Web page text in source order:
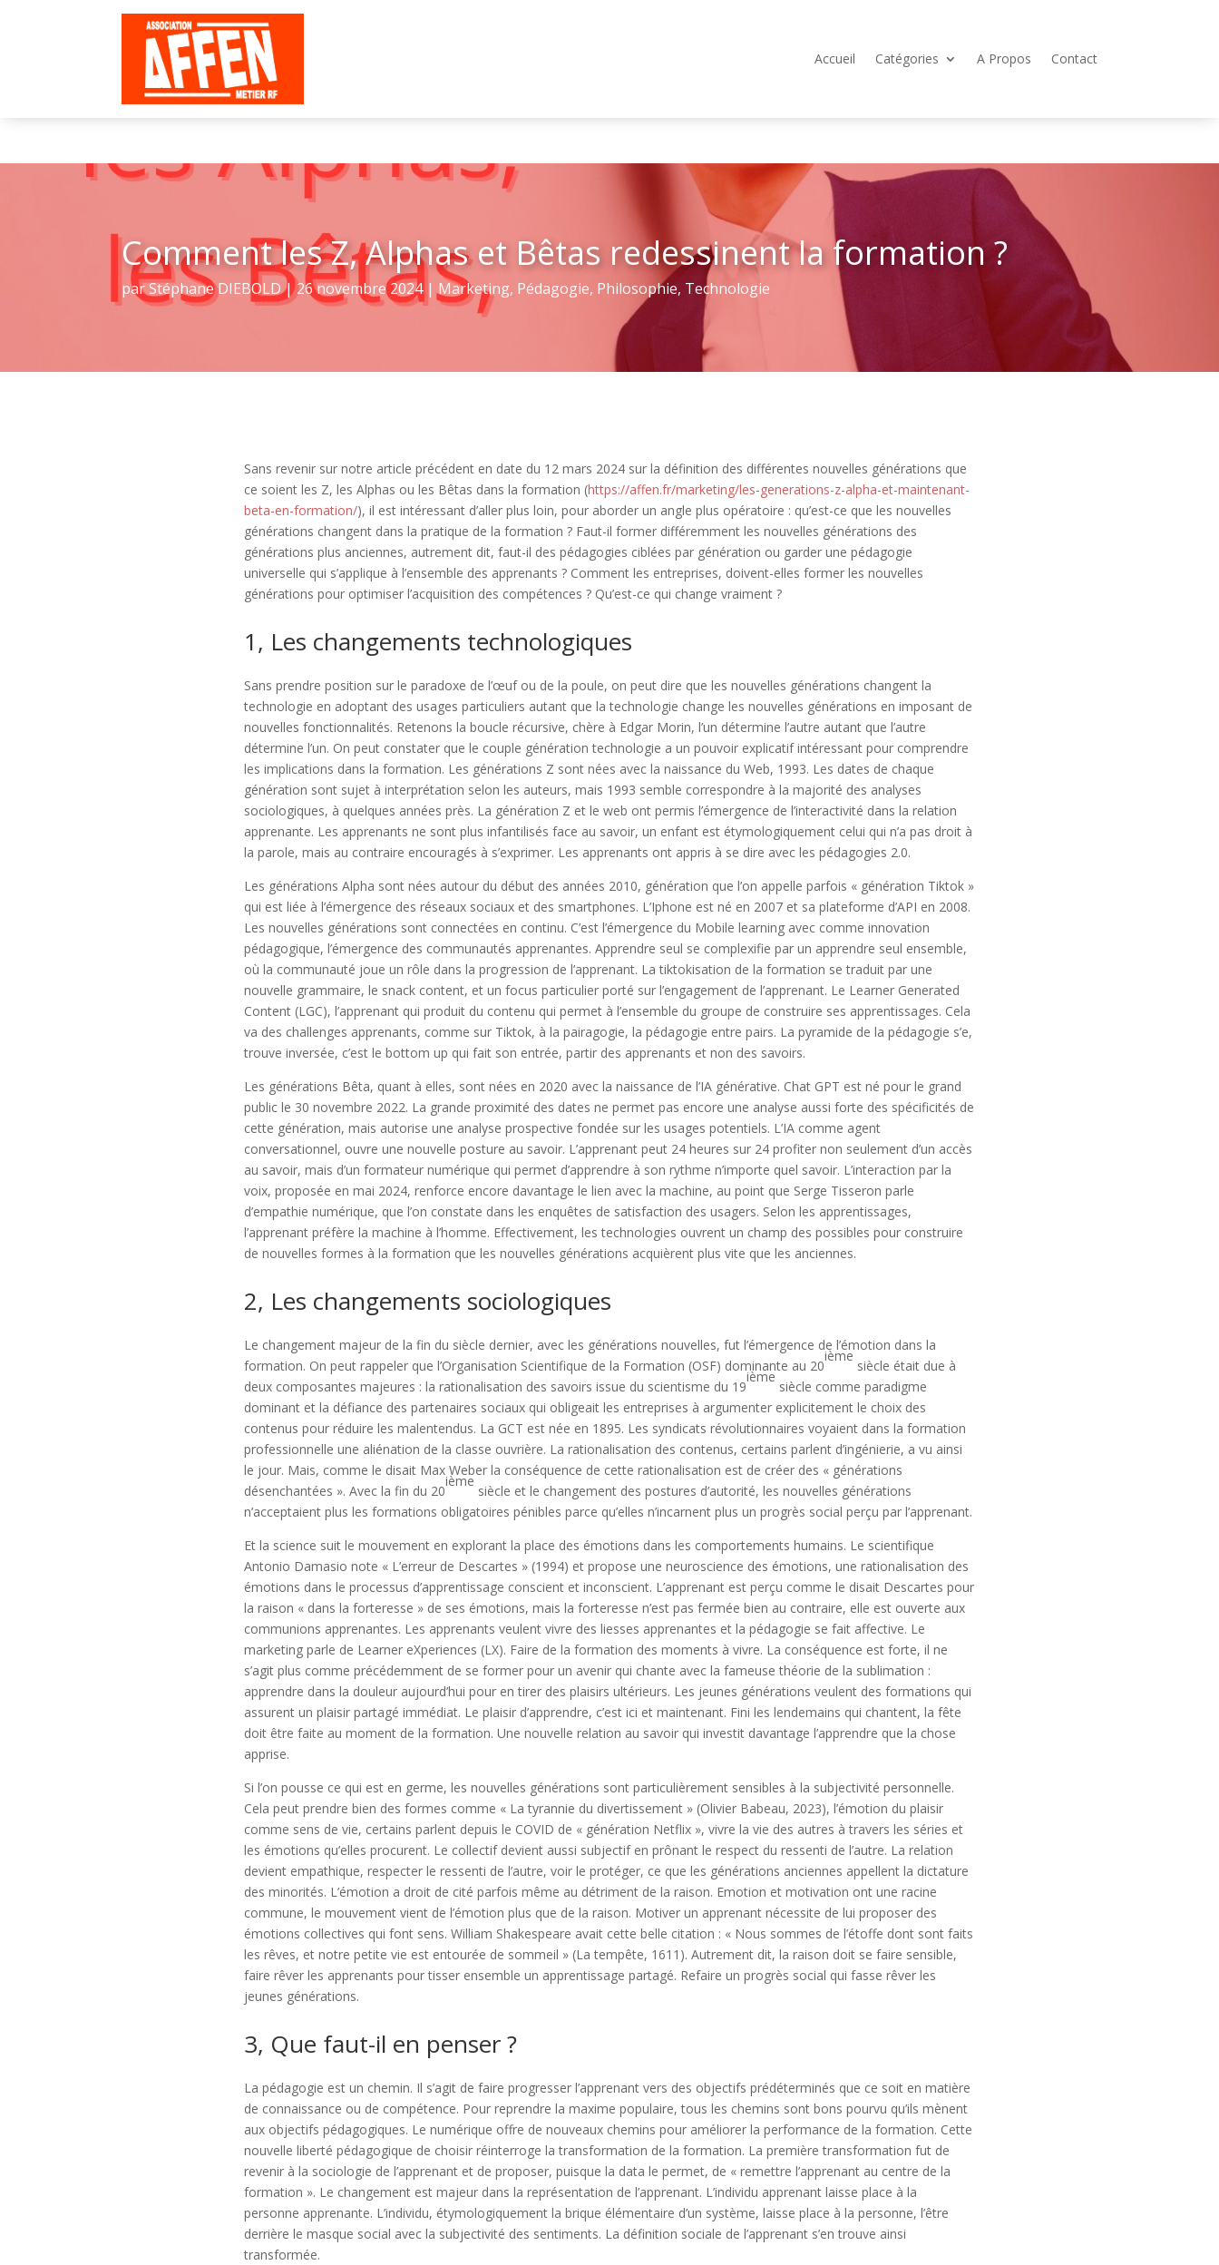
Accueil Catégories A Propos Contact
Comment les Z, Alphas et Bêtas redessinent la formation ?
parStéphane DIEBOLD|26 novembre 2024|Marketing, Pédagogie, Philosophie, Technologie
Sans revenir sur notre article précédent en date du 12 mars 2024 sur la définition des différentes nouvelles générations que
ce soient les Z, les Alphas ou les Bêtas dans la formation (https://affen.fr/marketing/les-generations-z-alpha-et-maintenant-
beta-en-formation/), il est intéressant d’aller plus loin, pour aborder un angle plus opératoire : qu’est-ce que les nouvelles
générations changent dans la pratique de la formation ? Faut-il former différemment les nouvelles générations des
générations plus anciennes, autrement dit, faut-il des pédagogies ciblées par génération ou garder une pédagogie
universelle qui s’applique à l’ensemble des apprenants ? Comment les entreprises, doivent-elles former les nouvelles
générations pour optimiser l’acquisition des compétences ? Qu’est-ce qui change vraiment ?
1, Les changements technologiques
Sans prendre position sur le paradoxe de l’œuf ou de la poule, on peut dire que les nouvelles générations changent la
technologie en adoptant des usages particuliers autant que la technologie change les nouvelles générations en imposant de
nouvelles fonctionnalités. Retenons la boucle récursive, chère à Edgar Morin, l’un détermine l’autre autant que l’autre
détermine l’un. On peut constater que le couple génération technologie a un pouvoir explicatif intéressant pour comprendre
les implications dans la formation. Les générations Z sont nées avec la naissance du Web, 1993. Les dates de chaque
génération sont sujet à interprétation selon les auteurs, mais 1993 semble correspondre à la majorité des analyses
sociologiques, à quelques années près. La génération Z et le web ont permis l’émergence de l’interactivité dans la relation
apprenante. Les apprenants ne sont plus infantilisés face au savoir, un enfant est étymologiquement celui qui n’a pas droit à
la parole, mais au contraire encouragés à s’exprimer. Les apprenants ont appris à se dire avec les pédagogies 2.0.
Les générations Alpha sont nées autour du début des années 2010, génération que l’on appelle parfois « génération Tiktok »
qui est liée à l’émergence des réseaux sociaux et des smartphones. L’Iphone est né en 2007 et sa plateforme d’API en 2008.
Les nouvelles générations sont connectées en continu. C’est l’émergence du Mobile learning avec comme innovation
pédagogique, l’émergence des communautés apprenantes. Apprendre seul se complexifie par un apprendre seul ensemble,
où la communauté joue un rôle dans la progression de l’apprenant. La tiktokisation de la formation se traduit par une
nouvelle grammaire, le snack content, et un focus particulier porté sur l’engagement de l’apprenant. Le Learner Generated
Content (LGC), l’apprenant qui produit du contenu qui permet à l’ensemble du groupe de construire ses apprentissages. Cela
va des challenges apprenants, comme sur Tiktok, à la pairagogie, la pédagogie entre pairs. La pyramide de la pédagogie s’e,
trouve inversée, c’est le bottom up qui fait son entrée, partir des apprenants et non des savoirs.
Les générations Bêta, quant à elles, sont nées en 2020 avec la naissance de l’IA générative. Chat GPT est né pour le grand
public le 30 novembre 2022. La grande proximité des dates ne permet pas encore une analyse aussi forte des spécificités de
cette génération, mais autorise une analyse prospective fondée sur les usages potentiels. L’IA comme agent
conversationnel, ouvre une nouvelle posture au savoir. L’apprenant peut 24 heures sur 24 profiter non seulement d’un accès
au savoir, mais d’un formateur numérique qui permet d’apprendre à son rythme n’importe quel savoir. L’interaction par la
voix, proposée en mai 2024, renforce encore davantage le lien avec la machine, au point que Serge Tisseron parle
d’empathie numérique, que l’on constate dans les enquêtes de satisfaction des usagers. Selon les apprentissages,
l’apprenant préfère la machine à l’homme. Effectivement, les technologies ouvrent un champ des possibles pour construire
de nouvelles formes à la formation que les nouvelles générations acquièrent plus vite que les anciennes.
2, Les changements sociologiques
Le changement majeur de la fin du siècle dernier, avec les générations nouvelles, fut l’émergence de l’émotion dans la
formation. On peut rappeler que l’Organisation Scientifique de la Formation (OSF) dominante au 20
ième
siècle était due à
deux composantes majeures : la rationalisation des savoirs issue du scientisme du 19
ième
siècle comme paradigme
dominant et la défiance des partenaires sociaux qui obligeait les entreprises à argumenter explicitement le choix des
contenus pour réduire les malentendus. La GCT est née en 1895. Les syndicats révolutionnaires voyaient dans la formation
professionnelle une aliénation de la classe ouvrière. La rationalisation des contenus, certains parlent d’ingénierie, a vu ainsi
le jour. Mais, comme le disait Max Weber la conséquence de cette rationalisation est de créer des « générations
désenchantées ». Avec la fin du 20
ième
siècle et le changement des postures d’autorité, les nouvelles générations
n’acceptaient plus les formations obligatoires pénibles parce qu’elles n’incarnent plus un progrès social perçu par l’apprenant.
Et la science suit le mouvement en explorant la place des émotions dans les comportements humains. Le scientifique
Antonio Damasio note « L’erreur de Descartes » (1994) et propose une neuroscience des émotions, une rationalisation des
émotions dans le processus d’apprentissage conscient et inconscient. L’apprenant est perçu comme le disait Descartes pour
la raison « dans la forteresse » de ses émotions, mais la forteresse n’est pas fermée bien au contraire, elle est ouverte aux
communions apprenantes. Les apprenants veulent vivre des liesses apprenantes et la pédagogie se fait affective. Le
marketing parle de Learner eXperiences (LX). Faire de la formation des moments à vivre. La conséquence est forte, il ne
s’agit plus comme précédemment de se former pour un avenir qui chante avec la fameuse théorie de la sublimation :
apprendre dans la douleur aujourd’hui pour en tirer des plaisirs ultérieurs. Les jeunes générations veulent des formations qui
assurent un plaisir partagé immédiat. Le plaisir d’apprendre, c’est ici et maintenant. Fini les lendemains qui chantent, la fête
doit être faite au moment de la formation. Une nouvelle relation au savoir qui investit davantage l’apprendre que la chose
apprise.
Si l’on pousse ce qui est en germe, les nouvelles générations sont particulièrement sensibles à la subjectivité personnelle.
Cela peut prendre bien des formes comme « La tyrannie du divertissement » (Olivier Babeau, 2023), l’émotion du plaisir
comme sens de vie, certains parlent depuis le COVID de « génération Netflix », vivre la vie des autres à travers les séries et
les émotions qu’elles procurent. Le collectif devient aussi subjectif en prônant le respect du ressenti de l’autre. La relation
devient empathique, respecter le ressenti de l’autre, voir le protéger, ce que les générations anciennes appellent la dictature
des minorités. L’émotion a droit de cité parfois même au détriment de la raison. Emotion et motivation ont une racine
commune, le mouvement vient de l’émotion plus que de la raison. Motiver un apprenant nécessite de lui proposer des
émotions collectives qui font sens. William Shakespeare avait cette belle citation : « Nous sommes de l’étoffe dont sont faits
les rêves, et notre petite vie est entourée de sommeil » (La tempête, 1611). Autrement dit, la raison doit se faire sensible,
faire rêver les apprenants pour tisser ensemble un apprentissage partagé. Refaire un progrès social qui fasse rêver les
jeunes générations.
3, Que faut-il en penser ?
La pédagogie est un chemin. Il s’agit de faire progresser l’apprenant vers des objectifs prédéterminés que ce soit en matière
de connaissance ou de compétence. Pour reprendre la maxime populaire, tous les chemins sont bons pourvu qu’ils mènent
aux objectifs pédagogiques. Le numérique offre de nouveaux chemins pour améliorer la performance de la formation. Cette
nouvelle liberté pédagogique de choisir réinterroge la transformation de la formation. La première transformation fut de
revenir à la sociologie de l’apprenant et de proposer, puisque la data le permet, de « remettre l’apprenant au centre de la
formation ». Le changement est majeur dans la représentation de l’apprenant. L’individu apprenant laisse place à la
personne apprenante. L’individu, étymologiquement la brique élémentaire d’un système, laisse place à la personne, l’être
derrière le masque social avec la subjectivité des sentiments. La définition sociale de l’apprenant s’en trouve ainsi
transformée.